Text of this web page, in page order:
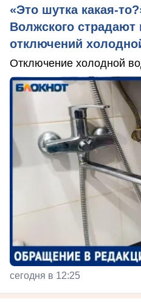
«Это шутка какая-
Волжского страдают
отключений
Отключение холодной
сегодня в 12:25